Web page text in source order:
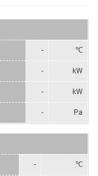
- ℃
- kW
- kW
- Pa
- ℃